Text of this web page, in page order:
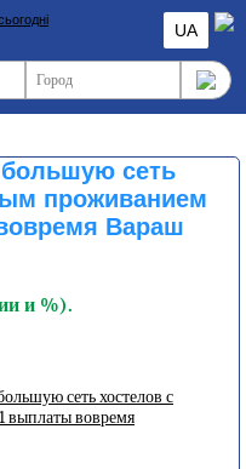
UA
сеть
проживанием
Вараш
и %).
сеть хостелов с
выплаты вовремя